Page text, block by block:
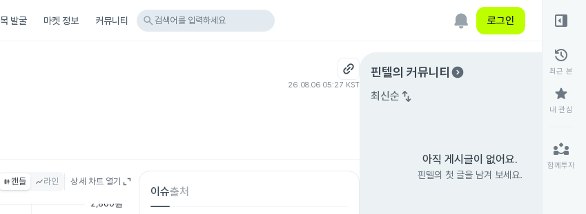
발굴 마켓 정보 커뮤니티 search 검색어를 입력하세요 로그인
26.08.06 05:27 KST
캔들 라인 상세 차트 열기
이슈출처
핀텔의 커뮤니티 expand_circle_right
최신순 swap_vert
아직 게시글이 없어요.
핀텔의 첫 글을 남겨 보세요.
right_panel_open
history
최근 본
star
내 관심
partner_exchange
함께투자